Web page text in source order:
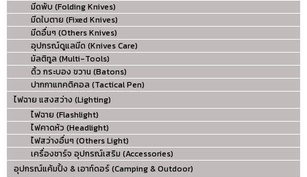
มีดพับ (Folding Knives)
มีดใบตาย (Fixed Knives)
มีดอื่นๆ (Others Knives)
อุปกรณ์ดูแลมีด (Knives Care)
มัลติทูล (Multi-Tools)
ดิ้ว กระบอง ขวาน (Batons)
ปากกาแทคติคอล (Tactical Pen)
ไฟฉาย แสงสว่าง (Lighting)
ไฟฉาย (Flashlight)
ไฟคาดหัว (Headlight)
ไฟสว่างอื่นๆ (Others Light)
เครื่องชาร์จ อุปกรณ์เสริม (Accessories)
อุปกรณ์แค้มปิ้ง & เอาท์ดอร์ (Camping & Outdoor)